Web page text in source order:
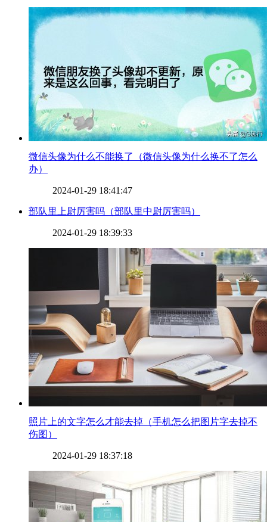
​微信头像为什么不能换了（微信头像为什么换不了怎么
办）
2024-01-29 18:41:47
​部队里上尉厉害吗（部队里中尉厉害吗）
2024-01-29 18:39:33
​照片上的文字怎么才能去掉（手机怎么把图片字去掉不
伤图）
2024-01-29 18:37:18